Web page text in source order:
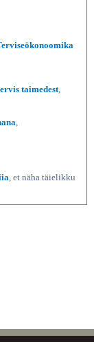
taimedest,
,
, et näha täielikku